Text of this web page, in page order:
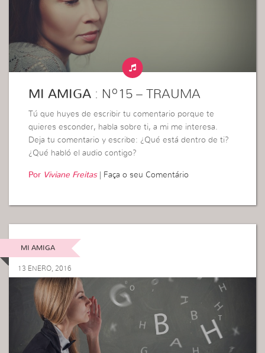
MI AMIGA : Nº15 – TRAUMA
Tú que huyes de escribir tu comentario porque te
quieres esconder, habla sobre ti, a mi me interesa.
Deja tu comentario y escribe: ¿Qué está dentro de ti?
¿Qué habló el audio contigo?
Por Viviane Freitas| Faça o seu Comentário
MI AMIGA
13 ENERO, 2016